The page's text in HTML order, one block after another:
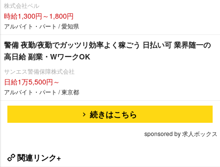
株式会社ベル
時給1,300円～1,800円
アルバイト・パート / 愛知県
警備 夜勤/夜勤でガッツリ効率よく稼ごう 日払い可 業界随一の
高日給 副業・WワークOK
サンエス警備保障株式会社
日給1万5,500円～
アルバイト・パート / 東京都
続きはこちら
sponsored by 求人ボックス
関連リンク+